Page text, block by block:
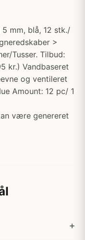
mm, blå, 12 stk./
>
Tusser. Tilbud:
kr.) Vandbaseret
og ventileret
Amount: 12 pc/ 1
være genereret